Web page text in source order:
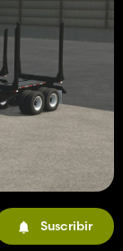
Suscribir